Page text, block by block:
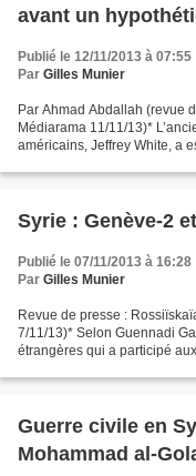
avant un
Publié le 12/11/2013 à 07:55
Par Gilles Munier
Par Ahmad Abdallah (revue
Médiarama 11/11/13)*
américains, Jeffrey White, a
Syrie : Genève-2
Publié le 07/11/2013 à 16:28
Par Gilles Munier
Revue de presse :
7/11/13)* Selon Guennadi
étrangères qui a participé
Guerre civile en
Mohammad al-